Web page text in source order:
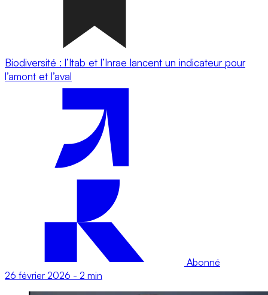
Biodiversité : l’Itab et l’Inrae lancent un indicateur pour
l’amont et l’aval
Abonné
26 février 2026 - 2 min